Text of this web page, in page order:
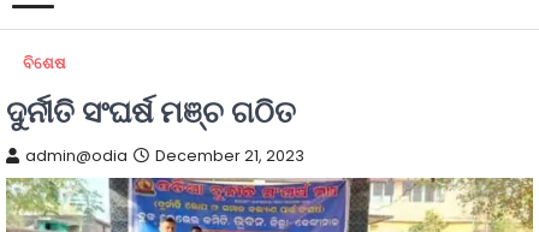
ବିଶେଷ
ଦୁର୍ନୀତି ସଂଘର୍ଷ ମଞ୍ଚ ଗଠିତ
admin@odia December 21, 2023